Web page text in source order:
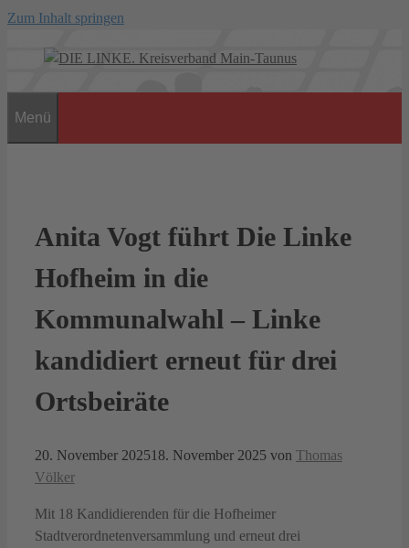
Zum Inhalt springen
Menü
Anita Vogt führt Die Linke
Hofheim in die
Kommunalwahl – Linke
kandidiert erneut für drei
Ortsbeiräte
20. November 202518. November 2025 von Thomas
Völker
Mit 18 Kandidierenden für die Hofheimer
Stadtverordnetenversammlung und erneut drei